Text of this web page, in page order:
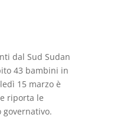
dal Sud Sudan
43 bambini in
15 marzo è
riporta le